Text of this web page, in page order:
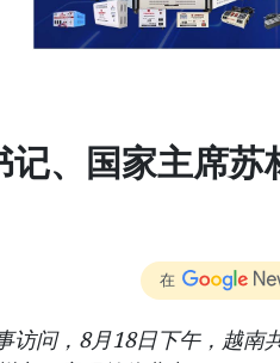
、国家主席苏
在
访问，8月18日下午，越南